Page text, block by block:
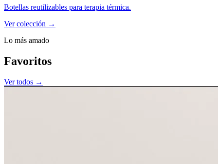
Botellas reutilizables para terapia térmica.
Ver colección →
Lo más amado
Favoritos
Ver todos →